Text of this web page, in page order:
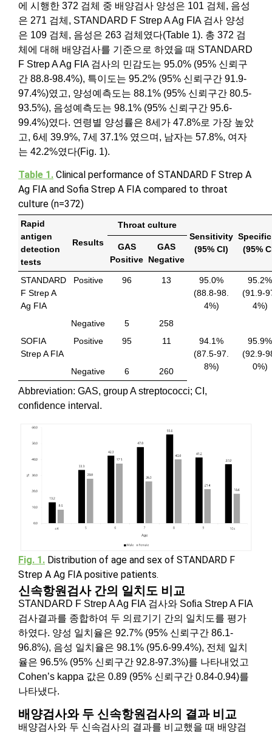
에 시행한 372 검체 중 배양검사 양성은 101 검체, 음성
은 271 검체, STANDARD F Strep A Ag FIA 검사 양성
은 109 검체, 음성은 263 검체였다(Table 1). 총 372 검
체에 대해 배양검사를 기준으로 하였을 때 STANDARD
F Strep A Ag FIA 검사의 민감도는 95.0% (95% 신뢰구
간 88.8-98.4%), 특이도는 95.2% (95% 신뢰구간 91.9-
97.4%)였고, 양성예측도는 88.1% (95% 신뢰구간 80.5-
93.5%), 음성예측도는 98.1% (95% 신뢰구간 95.6-
99.4%)였다. 연령별 양성률은 8세가 47.8%로 가장 높았
고, 6세 39.9%, 7세 37.1% 였으며, 남자는 57.8%, 여자
는 42.2%였다(Fig. 1).
Table 1. Clinical performance of STANDARD F Strep A
Ag FIA and Sofia Strep A FIA compared to throat
culture (n=372)
Rapid
antigen
detection
tests
Results
Throat culture
Sensitivity
(95% CI)
(95%
GAS
Positive
GAS
Negative
STANDARD
F Strep A
Ag FIA
Positive 96 13
95.0%
(88.8-98.
4%)
95.2%
(91.9-
4%)
Negative
5
258
SOFIA
Strep A FIA
Positive 95 11
94.1%
(87.5-97.
8%)
95.9%
(92.9-
0%)
Negative 6 260
Abbreviation: GAS, group A streptococci; CI,
confidence interval.
Fig. 1. Distribution of age and sex of STANDARD F
Strep A Ag FIA positive patients.
신속항원검사 간의 일치도 비교
STANDARD F Strep A Ag FIA 검사와 Sofia Strep A FIA
검사결과를 종합하여 두 의료기기 간의 일치도를 평가
하였다. 양성 일치율은 92.7% (95% 신뢰구간 86.1-
96.8%), 음성 일치율은 98.1% (95.6-99.4%), 전체 일치
율은 96.5% (95% 신뢰구간 92.8-97.3%)를 나타내었고
Cohen’s kappa 값은 0.89 (95% 신뢰구간 0.84-0.94)를
나타냈다.
배양검사와 두 신속항원검사의 결과 비교
배양검사와 두 신속검사의 결과를 비교했을 때 배양검